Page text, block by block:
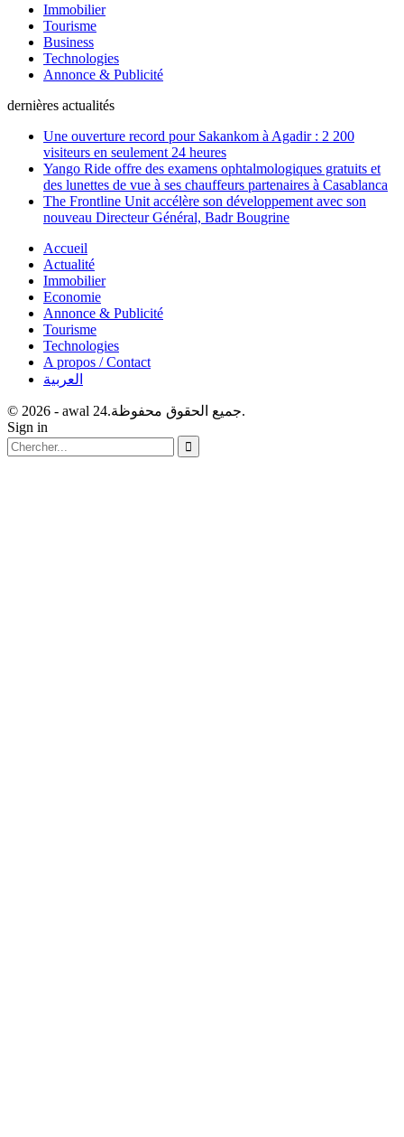
Immobilier
Tourisme
Business
Technologies
Annonce & Publicité
dernières actualités
Une ouverture record pour Sakankom à Agadir : 2 200
visiteurs en seulement 24 heures
Yango Ride offre des examens ophtalmologiques gratuits et
des lunettes de vue à ses chauffeurs partenaires à Casablanca
The Frontline Unit accélère son développement avec son
nouveau Directeur Général, Badr Bougrine
Accueil
Actualité
Immobilier
Economie
Annonce & Publicité
Tourisme
Technologies
A propos / Contact
العربية
© 2026 - awal 24.جميع الحقوق محفوظة.
Sign in